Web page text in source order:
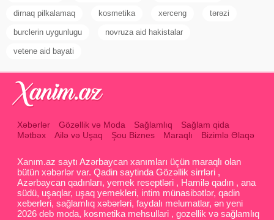
dirnaq pilkalamaq kosmetika xerceng tərəzi
burclerin uygunlugu novruza aid hakistalar
vetene aid bayati
Xəbərlər Gözəllik və Moda Sağlamlıq
Sağlam qida
Mətbəx
Ailə və Uşaq Şou Biznes Maraqlı Bizimlə Əlaqə
Xanım.az saytı Azərbaycan xanımları üçün maraqlı olan
bütün xəbərlər var. Qadin saytinda Gözəllik sirrləri ,
Azərbaycan qadınları, yemek reseptləri , Hamilə qadın , ana
südü, uşaqlar, uşaq yemekleri, intim münasibətlər, qadin
xeberleri, sağlamlıq xəbərləri, faydalı melumatlar, ən yeni
2026 deb moda, kosmetika mehsullari , gozellik və sağlamlıq